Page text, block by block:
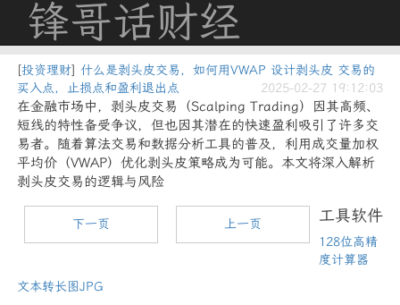
锋哥话财经
[投资理财] 什么是剥头皮交易，如何用VWAP 设计剥头皮 交易的
买入点，止损点和盈利退出点
2025-02-27 19:12:03
在金融市场中，剥头皮交易（Scalping Trading）因其高频、
短线的特性备受争议，但也因其潜在的快速盈利吸引了许多交
易者。随着算法交易和数据分析工具的普及，利用成交量加权
平均价（VWAP）优化剥头皮策略成为可能。本文将深入解析
剥头皮交易的逻辑与风险
下一页 上一页 工具软件
128位高精
度计算器
文本转长图JPG